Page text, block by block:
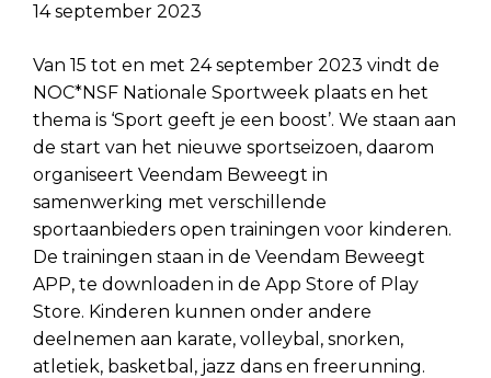
14 september 2023
Van 15 tot en met 24 september 2023 vindt de
NOC*NSF Nationale Sportweek plaats en het
thema is ‘Sport geeft je een boost’. We staan aan
de start van het nieuwe sportseizoen, daarom
organiseert Veendam Beweegt in
samenwerking met verschillende
sportaanbieders open trainingen voor kinderen.
De trainingen staan in de Veendam Beweegt
APP, te downloaden in de App Store of Play
Store. Kinderen kunnen onder andere
deelnemen aan karate, volleybal, snorken,
atletiek, basketbal, jazz dans en freerunning.